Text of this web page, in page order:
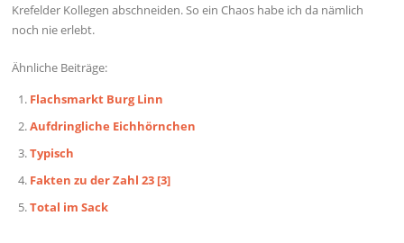
Krefelder Kollegen abschneiden. So ein Chaos habe ich da nämlich
noch nie erlebt.
Ähnliche Beiträge:
Flachsmarkt Burg Linn
Aufdringliche Eichhörnchen
Typisch
Fakten zu der Zahl 23 [3]
Total im Sack